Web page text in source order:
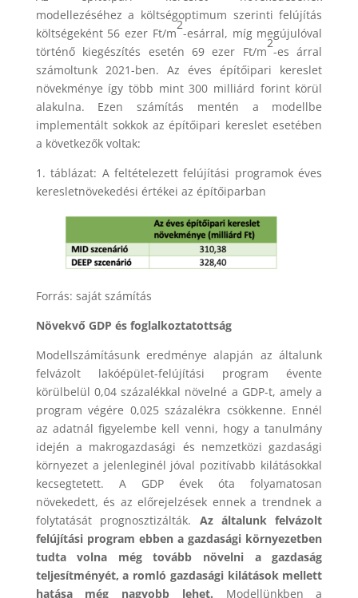
modellezéséhez a költségoptimum szerinti felújítás
költségeként 56 ezer Ft/m
2
-esárral, míg megújulóval
történő kiegészítés esetén 69 ezer Ft/m
2
-es árral
számoltunk 2021-ben. Az éves építőipari kereslet
növekménye így több mint 300 milliárd forint körül
alakulna. Ezen számítás mentén a modellbe
implementált sokkok az építőipari kereslet esetében
a következők voltak:
1. táblázat: A feltételezett felújítási programok éves
keresletnövekedési értékei az építőiparban
Forrás: saját számítás
Növekvő GDP és foglalkoztatottság
Modellszámításunk eredménye alapján az általunk
felvázolt lakóépület-felújítási program évente
körülbelül 0,04 százalékkal növelné a GDP-t, amely a
program végére 0,025 százalékra csökkenne. Ennél
az adatnál figyelembe kell venni, hogy a tanulmány
idején a makrogazdasági és nemzetközi gazdasági
környezet a jelenleginél jóval pozitívabb kilátásokkal
kecsegtetett. A GDP évek óta folyamatosan
növekedett, és az előrejelzések ennek a trendnek a
folytatását prognosztizálták. Az általunk felvázolt
felújítási program ebben a gazdasági környezetben
tudta volna még tovább növelni a gazdaság
teljesítményét, a romló gazdasági kilátások mellett
hatása még nagyobb lehet. Modellünkben a